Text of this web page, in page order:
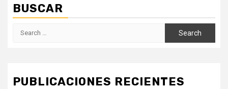
BUSCAR
PUBLICACIONES RECIENTES